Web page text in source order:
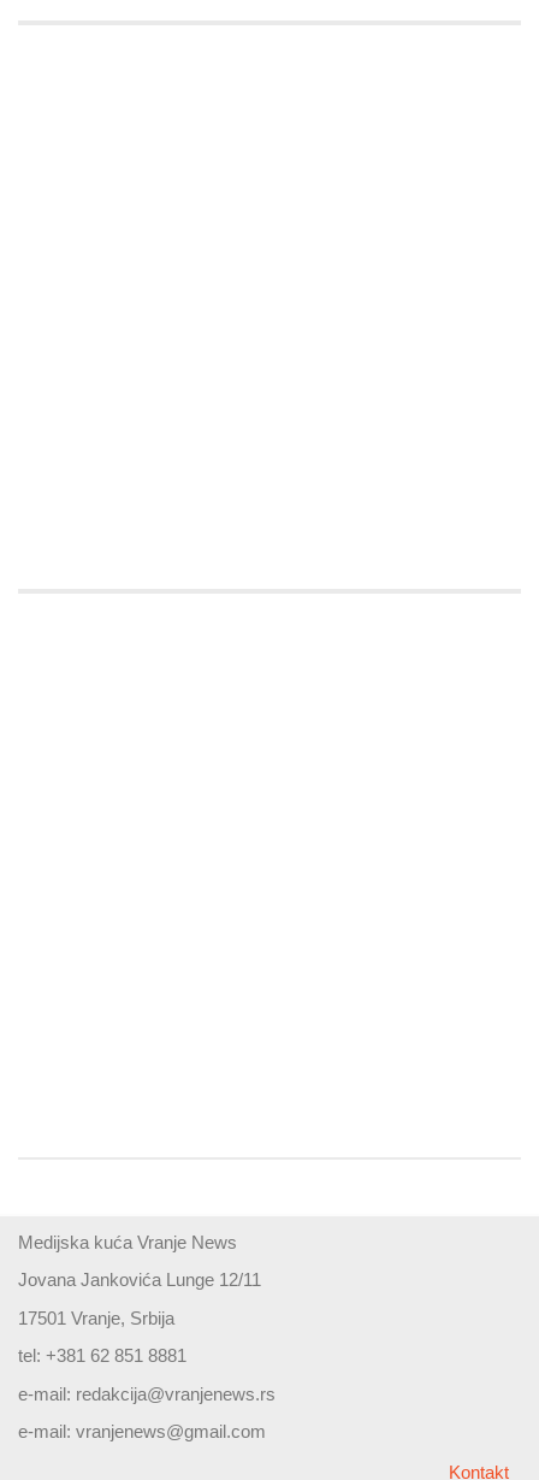
Medijska kuća Vranje News
Jovana Jankovića Lunge 12/11
17501 Vranje, Srbija
tel: +381 62 851 8881
e-mail: redakcija@vranjenews.rs
e-mail: vranjenews@gmail.com
Kontakt